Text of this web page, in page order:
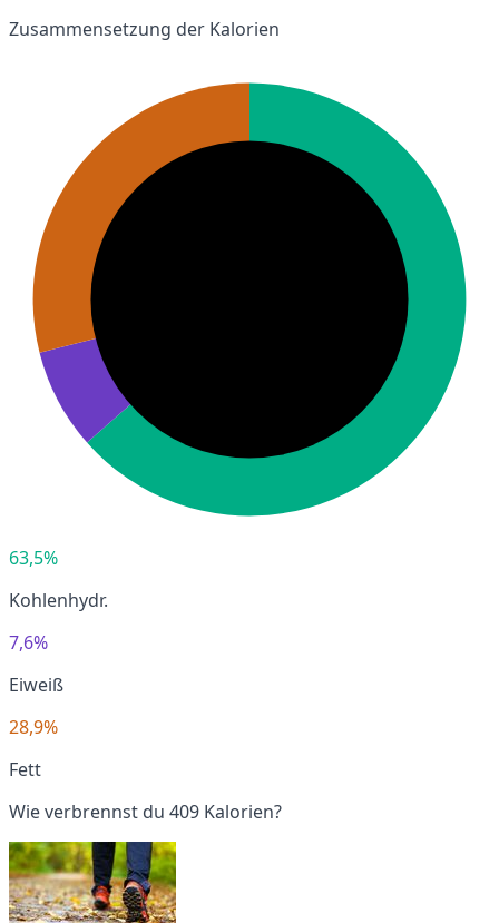
Zusammensetzung der Kalorien
63,5%
Kohlenhydr.
7,6%
Eiweiß
28,9%
Fett
Wie verbrennst du 409 Kalorien?